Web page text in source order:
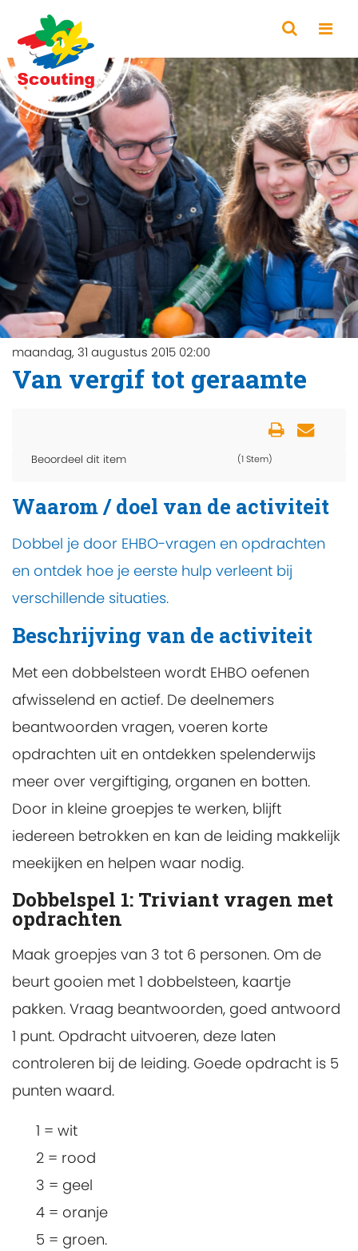
maandag, 31 augustus 2015 02:00
Van vergif tot geraamte
Beoordeel dit item (1 Stem)
Waarom / doel van de activiteit
Dobbel je door EHBO-vragen en opdrachten
en ontdek hoe je eerste hulp verleent bij
verschillende situaties.
Beschrijving van de activiteit
Met een dobbelsteen wordt EHBO oefenen
afwisselend en actief. De deelnemers
beantwoorden vragen, voeren korte
opdrachten uit en ontdekken spelenderwijs
meer over vergiftiging, organen en botten.
Door in kleine groepjes te werken, blijft
iedereen betrokken en kan de leiding makkelijk
meekijken en helpen waar nodig.
Dobbelspel 1: Triviant vragen met
opdrachten
Maak groepjes van 3 tot 6 personen. Om de
beurt gooien met 1 dobbelsteen, kaartje
pakken. Vraag beantwoorden, goed antwoord
1 punt. Opdracht uitvoeren, deze laten
controleren bij de leiding. Goede opdracht is 5
punten waard.
1 = wit
2 = rood
3 = geel
4 = oranje
5 = groen.